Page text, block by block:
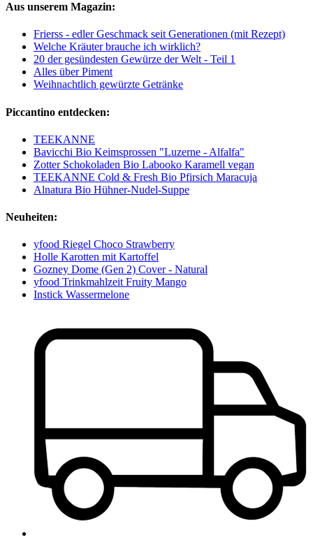
Aus unserem Magazin:
Frierss - edler Geschmack seit Generationen (mit Rezept)
Welche Kräuter brauche ich wirklich?
20 der gesündesten Gewürze der Welt - Teil 1
Alles über Piment
Weihnachtlich gewürzte Getränke
Piccantino entdecken:
TEEKANNE
Bavicchi Bio Keimsprossen "Luzerne - Alfalfa"
Zotter Schokoladen Bio Labooko Karamell vegan
TEEKANNE Cold & Fresh Bio Pfirsich Maracuja
Alnatura Bio Hühner-Nudel-Suppe
Neuheiten:
yfood Riegel Choco Strawberry
Holle Karotten mit Kartoffel
Gozney Dome (Gen 2) Cover - Natural
yfood Trinkmahlzeit Fruity Mango
Instick Wassermelone